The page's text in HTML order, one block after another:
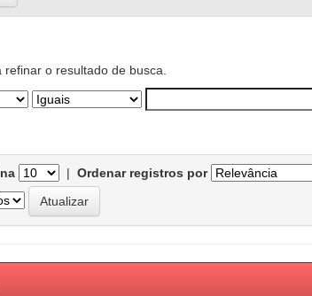
refinar o resultado de busca.
| Ordenar registros por